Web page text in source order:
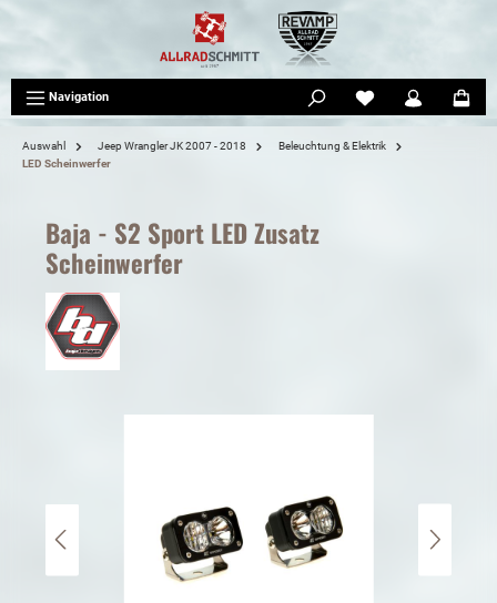
Navigation
Auswahl Jeep Wrangler JK 2007 - 2018
Beleuchtung & Elektrik
LED Scheinwerfer
Baja - S2 Sport LED Zusatz
Scheinwerfer